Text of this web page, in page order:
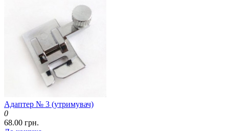
Адаптер № 3 (утримувач)
0
68.00 грн.